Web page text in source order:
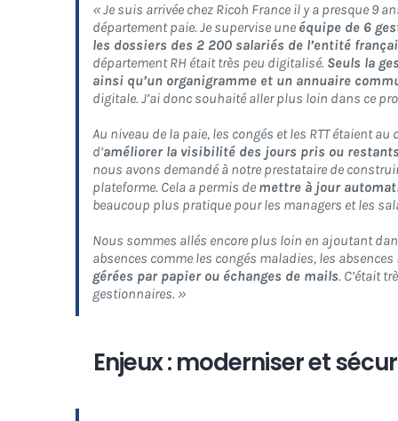
« Je suis arrivée chez Ricoh France il y a presque 9
département paie. Je supervise une équipe de 6
les dossiers des 2 200 salariés de l’entité
département RH était très peu digitalisé. Seuls la
ainsi qu’un organigramme et un annuaire
digitale. J’ai donc souhaité aller plus loin dans ce
Au niveau de la paie, les congés et les RTT étaient
d’améliorer la visibilité des jours pris ou
nous avons demandé à notre prestataire de
plateforme. Cela a permis de mettre à jour
beaucoup plus pratique pour les managers et les
Nous sommes allés encore plus loin en ajoutant
absences comme les congés maladies, les
gérées par papier ou échanges de mails. C’était
gestionnaires. »
Enjeux : moderniser et